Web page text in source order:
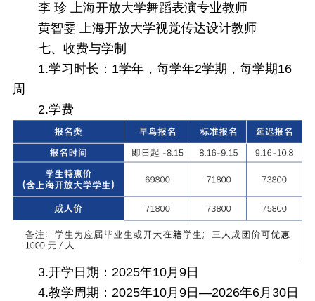
李 珍 上海开放大学舞蹈表演专业教师
黄智雯 上海开放大学视觉传达设计教师
七、 收费与学制
1.学习时长：1学年，每学年2学期，每学期16
周
2.学费
3.开学日期：2025年10月9日
4.教学周期：2025年10月9日—2026年6月30日